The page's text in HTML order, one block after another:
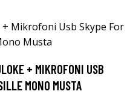
+ MIKROFONI USB
MONO MUSTA